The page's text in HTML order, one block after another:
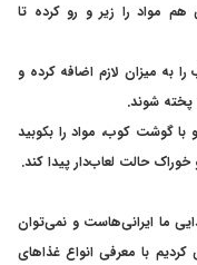
مواد را زیر و رو کرده تا
به میزان لازم اضافه کرده و
پخته شوند.
با گوشت کوب، مواد را بکوبید
حالت لعاب‌دار پیدا کند.
ما ایرانی‌هاست و نمی‌توان
با معرفی انواع غذاهای